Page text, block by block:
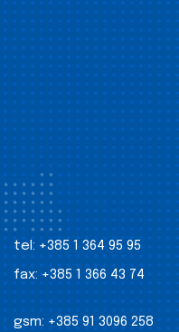
tel: +385 1 364 95 95
fax: +385 1 366 43 74
gsm: +385 91 3096 258